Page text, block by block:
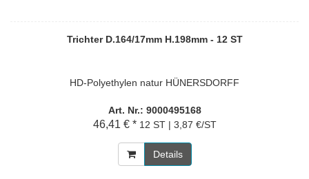
Trichter D.164/17mm H.198mm - 12 ST
HD-Polyethylen natur HÜNERSDORFF
Art. Nr.: 9000495168
46,41 € * 12 ST | 3,87 €/ST
Details